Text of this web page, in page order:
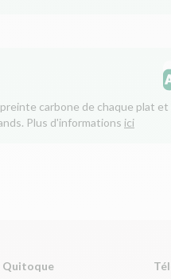
carbone de chaque plat et
Plus d'informations ici
Quitoque